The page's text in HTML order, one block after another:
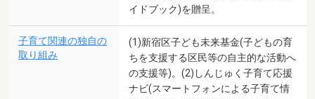
イドブック)を贈呈。
子育て関連の独自の
取り組み
(1)新宿区子ども未来基金(子どもの育
ちを支援する区民等の自主的な活動へ
の支援等)。(2)しんじゅく子育て応援
ナビ(スマートフォンによる子育て情